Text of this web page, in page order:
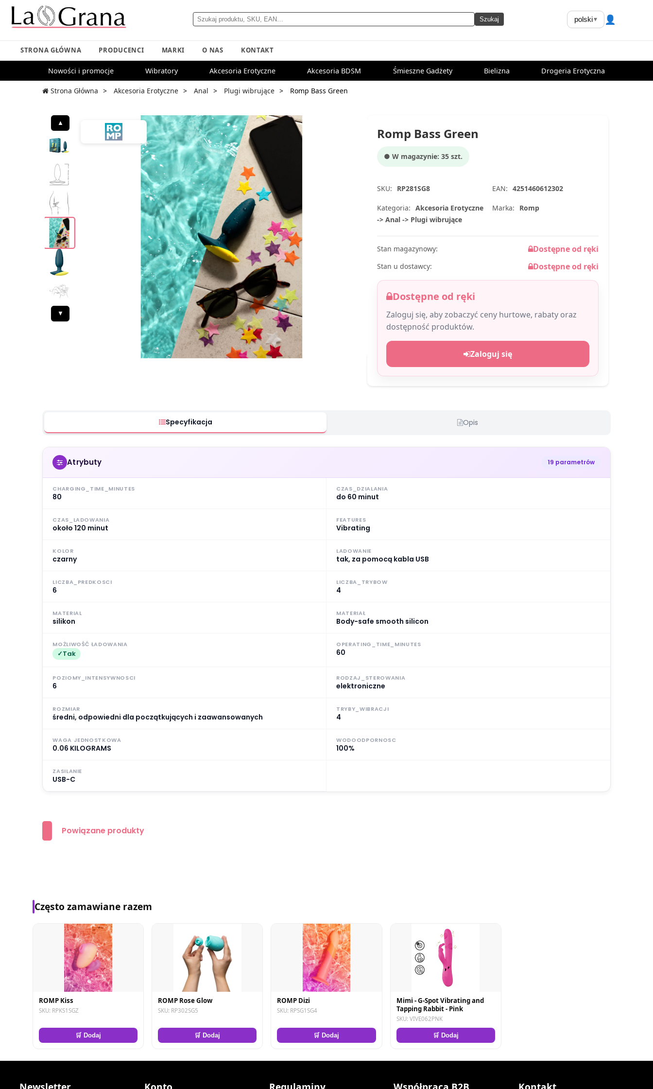
Szukaj polski▾ 👤
STRONA GŁÓWNA PRODUCENCI MARKI O NAS KONTAKT
Nowości i promocje Wibratory Akcesoria Erotyczne Akcesoria BDSM Śmieszne Gadżety Bielizna Drogeria Erotyczna
Strona Główna Akcesoria Erotyczne Anal Plugi wibrujące Romp Bass Green
▲
▼
Romp Bass Green
● W magazynie: 35 szt.
SKU: RP281SG8 EAN: 4251460612302
Kategoria: Akcesoria Erotyczne
-> Anal -> Plugi wibrujące
Marka: Romp
Stan magazynowy: Dostępne od ręki
Stan u dostawcy: Dostępne od ręki
Dostępne od ręki
Zaloguj się, aby zobaczyć ceny hurtowe, rabaty oraz
dostępność produktów.
Zaloguj się
Specyfikacja Opis
Atrybuty 19 parametrów
CHARGING_TIME_MINUTES
80
CZAS_DZIALANIA
do 60 minut
CZAS_LADOWANIA
około 120 minut
FEATURES
Vibrating
KOLOR
czarny
LADOWANIE
tak, za pomocą kabla USB
LICZBA_PREDKOSCI
6
LICZBA_TRYBOW
4
MATERIAL
silikon
MATERIAŁ
Body-safe smooth silicon
MOŻLIWOŚĆ ŁADOWANIA
Tak
OPERATING_TIME_MINUTES
60
POZIOMY_INTENSYWNOSCI
6
RODZAJ_STEROWANIA
elektroniczne
ROZMIAR
średni, odpowiedni dla początkujących i zaawansowanych
TRYBY_WIBRACJI
4
WAGA JEDNOSTKOWA
0.06 KILOGRAMS
WODOODPORNOSC
100%
ZASILANIE
USB-C
Powiązane produkty
Często zamawiane razem
ROMP Kiss
SKU: RPKS1SGZ
🛒 Dodaj
ROMP Rose Glow
SKU: RP302SG5
🛒 Dodaj
ROMP Dizi
SKU: RPSG1SG4
🛒 Dodaj
Mimi - G-Spot Vibrating and
Tapping Rabbit - Pink
SKU: VIVE062PNK
🛒 Dodaj